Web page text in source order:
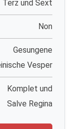
Terz und Sext
Non
Gesungene
Vesper
Komplet und
Salve Regina